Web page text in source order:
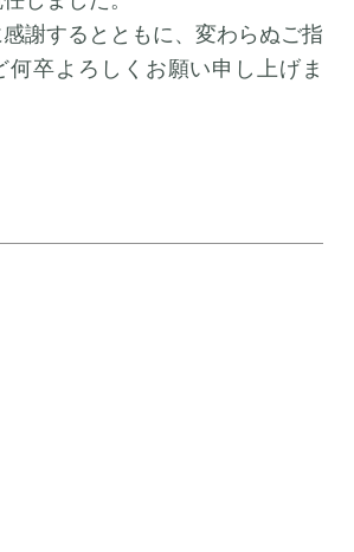
謝するとともに、変わらぬご指
何卒よろしくお願い申し上げま